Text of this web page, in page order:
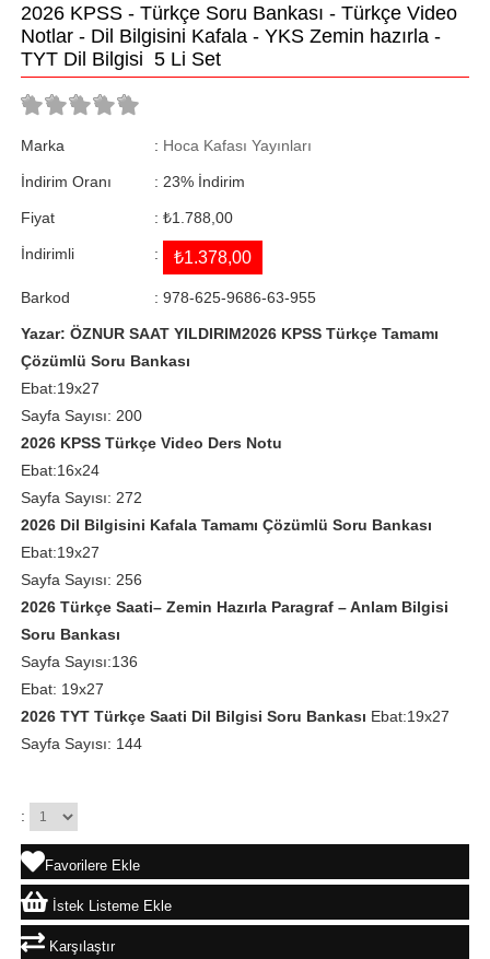
2026 KPSS - Türkçe Soru Bankası - Türkçe Video
Notlar - Dil Bilgisini Kafala - YKS Zemin hazırla -
TYT Dil Bilgisi 5 Li Set
Marka : Hoca Kafası Yayınları
İndirim Oranı : %
23 İndirim
Fiyat : ₺1.788,00
İndirimli : ₺1.378,00
Barkod : 978-625-9686-63-955
Yazar: ÖZNUR SAAT YILDIRIM2026 KPSS Türkçe Tamamı
Çözümlü Soru Bankası
Ebat:19x27
Sayfa Sayısı: 200
2026 KPSS Türkçe Video Ders Notu
Ebat:16x24
Sayfa Sayısı: 272
2026 Dil Bilgisini Kafala Tamamı Çözümlü Soru Bankası
Ebat:19x27
Sayfa Sayısı: 256
2026 Türkçe Saati– Zemin Hazırla Paragraf – Anlam Bilgisi
Soru Bankası
Sayfa Sayısı:136
Ebat: 19x27
2026 TYT Türkçe Saati Dil Bilgisi Soru Bankası Ebat:19x27
Sayfa Sayısı: 144
:
Favorilere Ekle
İstek Listeme Ekle
Karşılaştır